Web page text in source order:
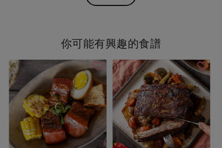
你可能有興趣的食譜